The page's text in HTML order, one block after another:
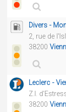
Divers -
2, rue de
38200
Leclerc -
Z.I.
38200